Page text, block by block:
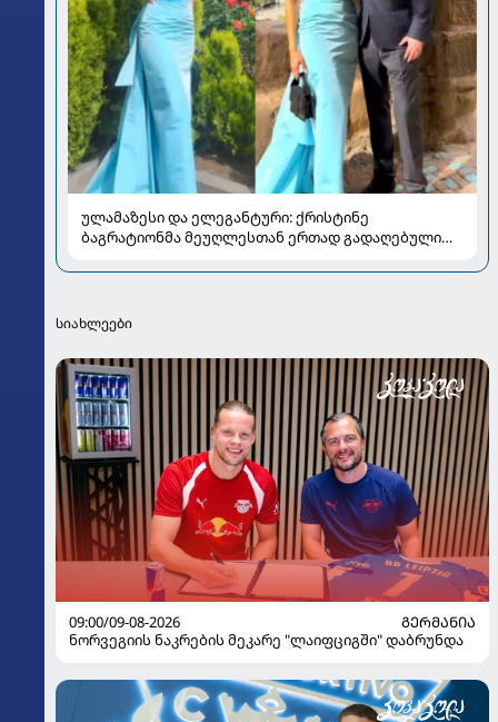
ულამაზესი და ელეგანტური: ქრისტინე
ბაგრატიონმა მეუღლესთან ერთად გადაღებული
სიახლეები
09:00/09-08-2026
ᲒᲔᲠᲛᲐᲜᲘᲐ
ნორვეგიის ნაკრების მეკარე "ლაიფციგში" დაბრუნდა